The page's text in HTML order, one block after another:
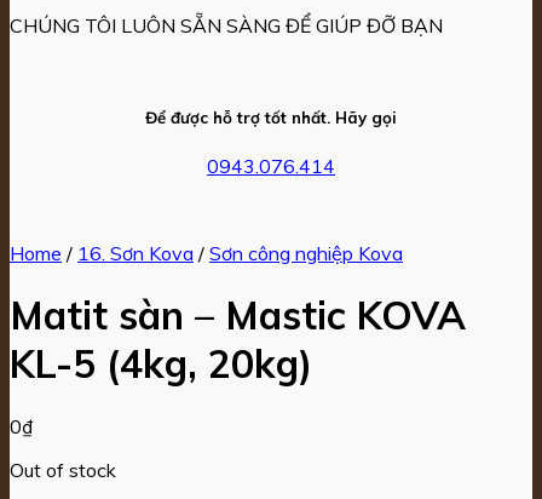
CHÚNG TÔI LUÔN SẴN SÀNG ĐỂ GIÚP ĐỠ BẠN
Để được hỗ trợ tốt nhất. Hãy gọi
0943.076.414
Home / 16. Sơn Kova / Sơn công nghiệp Kova
Matit sàn – Mastic KOVA
KL-5 (4kg, 20kg)
0₫
Out of stock